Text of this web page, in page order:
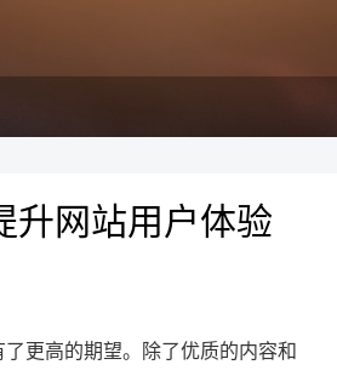
升网站用户体验
了更高的期望。除了优质的内容和